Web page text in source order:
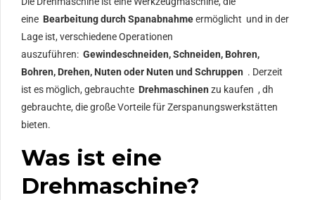
eine Bearbeitung durch Spanabnahmeermöglicht und in der
Lage ist, verschiedene Operationen
auszuführen: Gewindeschneiden, Schneiden, Bohren,
Bohren, Drehen, Nuten oder Nuten und Schruppen . Derzeit
ist es möglich, gebrauchte Drehmaschinen zu kaufen , dh
gebrauchte, die große Vorteile für Zerspanungswerkstätten
bieten.
Was ist eine
Drehmaschine?